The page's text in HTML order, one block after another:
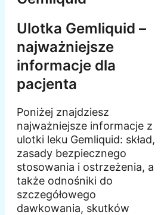
Ulotka Gemliquid –
najważniejsze
informacje dla
pacjenta
Poniżej znajdziesz
najważniejsze informacje z
ulotki leku Gemliquid: skład,
zasady bezpiecznego
stosowania i ostrzeżenia, a
także odnośniki do
szczegółowego
dawkowania, skutków